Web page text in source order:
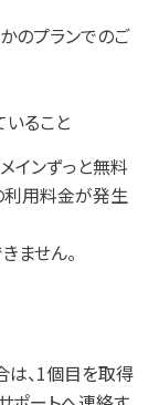
のプランでのご
ること
インずっと無料
利用料金が発生
ません。
は、1個目を取得